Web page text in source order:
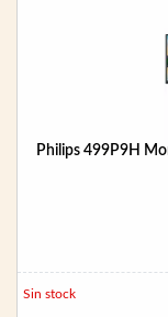
Philips 499P9H
Sin stock